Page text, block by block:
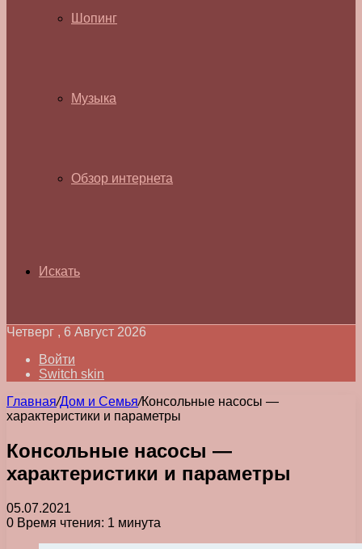
Шопинг
Музыка
Обзор интернета
Искать
Четверг , 6 Август 2026
Войти
Switch skin
Главная/Дом и Семья/Консольные насосы —
характеристики и параметры
Консольные насосы —
характеристики и параметры
05.07.2021
0 Время чтения: 1 минута